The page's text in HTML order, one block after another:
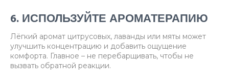
6. ИСПОЛЬЗУЙТЕ АРОМАТЕРАПИЮ
Лёгкий аромат цитрусовых, лаванды или мяты может
улучшить концентрацию и добавить ощущение
комфорта. Главное – не перебарщивать, чтобы не
вызвать обратной реакции.